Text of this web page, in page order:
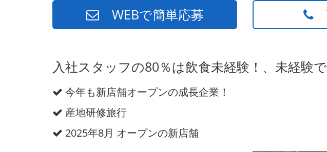
WEBで簡単応募
入社スタッフの80％は飲食未経験！、未経験
今年も新店舗オープンの成長企業！
産地研修旅行
2025年8月 オープンの新店舗